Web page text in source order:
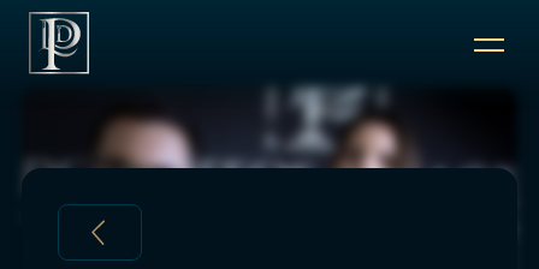
QUEM SOMOS
SERVIÇOS